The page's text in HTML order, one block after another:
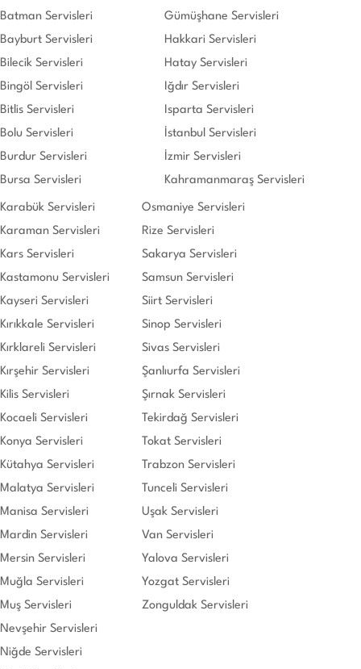
Batman Servisleri
Bayburt Servisleri
Bilecik Servisleri
Bingöl Servisleri
Bitlis Servisleri
Bolu Servisleri
Burdur Servisleri
Bursa Servisleri
Gümüşhane Servisleri
Hakkari Servisleri
Hatay Servisleri
Iğdır Servisleri
Isparta Servisleri
İstanbul Servisleri
İzmir Servisleri
Kahramanmaraş Servisleri
Karabük Servisleri
Karaman Servisleri
Kars Servisleri
Kastamonu Servisleri
Kayseri Servisleri
Kırıkkale Servisleri
Kırklareli Servisleri
Kırşehir Servisleri
Kilis Servisleri
Kocaeli Servisleri
Konya Servisleri
Kütahya Servisleri
Malatya Servisleri
Manisa Servisleri
Mardin Servisleri
Mersin Servisleri
Muğla Servisleri
Muş Servisleri
Nevşehir Servisleri
Niğde Servisleri
Osmaniye Servisleri
Rize Servisleri
Sakarya Servisleri
Samsun Servisleri
Siirt Servisleri
Sinop Servisleri
Sivas Servisleri
Şanlıurfa Servisleri
Şırnak Servisleri
Tekirdağ Servisleri
Tokat Servisleri
Trabzon Servisleri
Tunceli Servisleri
Uşak Servisleri
Van Servisleri
Yalova Servisleri
Yozgat Servisleri
Zonguldak Servisleri